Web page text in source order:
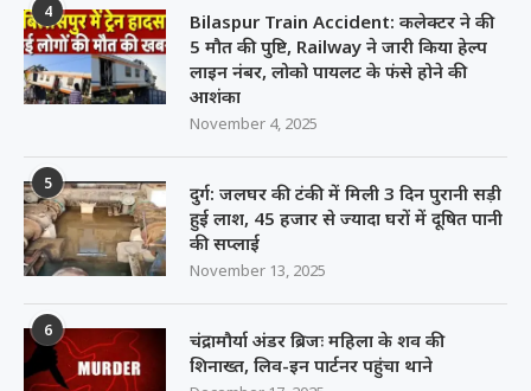
4
Bilaspur Train Accident: कलेक्टर ने की
5 मौत की पुष्टि, Railway ने जारी किया हेल्प
लाइन नंबर, लोको पायलट के फंसे होने की
आशंका
November 4, 2025
5
दुर्ग: जलघर की टंकी में मिली 3 दिन पुरानी सड़ी
हुई लाश, 45 हजार से ज्यादा घरों में दूषित पानी
की सप्लाई
November 13, 2025
6
चंद्रामौर्या अंडर ब्रिजः महिला के शव की
शिनाख्त, लिव-इन पार्टनर पहुंचा थाने